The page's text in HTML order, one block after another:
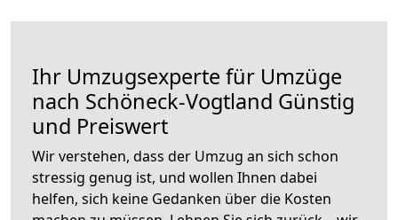
Ihr Umzugsexperte für Umzüge
nach Schöneck-Vogtland Günstig
und Preiswert
Wir verstehen, dass der Umzug an sich schon
stressig genug ist, und wollen Ihnen dabei
helfen, sich keine Gedanken über die Kosten